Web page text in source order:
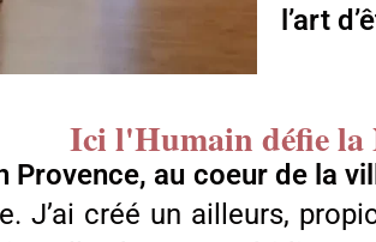
l’art
Ici l'Humain défie la
au coeur de la vill
J’ai créé un ailleurs,